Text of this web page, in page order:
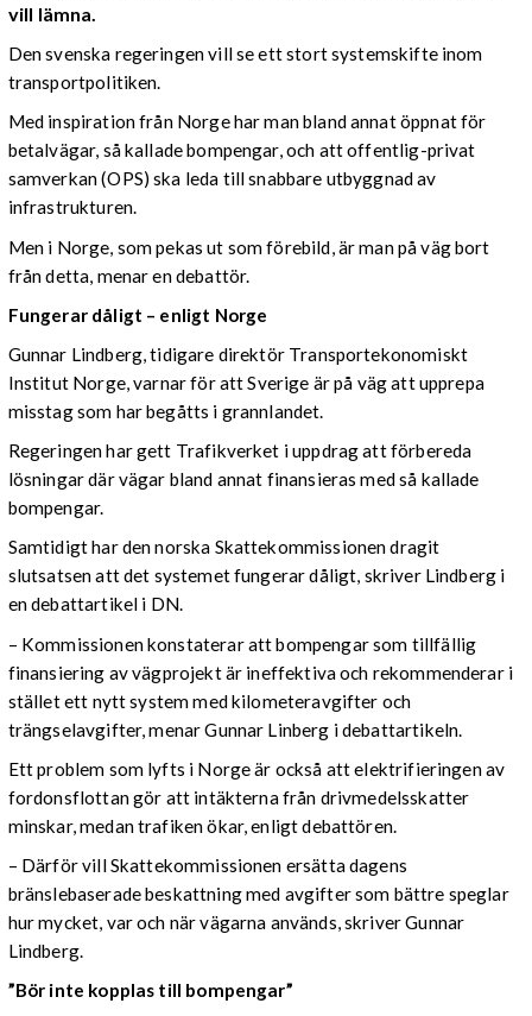
vill lämna.
Den svenska regeringen vill se ett stort systemskifte inom
transportpolitiken.
Med inspiration från Norge har man bland annat öppnat för
betalvägar, så kallade bompengar, och att offentlig-privat
samverkan (OPS) ska leda till snabbare utbyggnad av
infrastrukturen.
Men i Norge, som pekas ut som förebild, är man på väg bort
från detta, menar en debattör.
Fungerar dåligt – enligt Norge
Gunnar Lindberg, tidigare direktör Transportekonomiskt
Institut Norge, varnar för att Sverige är på väg att upprepa
misstag som har begåtts i grannlandet.
Regeringen har gett Trafikverket i uppdrag att förbereda
lösningar där vägar bland annat finansieras med så kallade
bompengar.
Samtidigt har den norska Skattekommissionen dragit
slutsatsen att det systemet fungerar dåligt, skriver Lindberg i
en debattartikel i DN.
– Kommissionen konstaterar att bompengar som tillfällig
finansiering av vägprojekt är ineffektiva och rekommenderar i
stället ett nytt system med kilometeravgifter och
trängselavgifter, menar Gunnar Linberg i debattartikeln.
Ett problem som lyfts i Norge är också att elektrifieringen av
fordonsflottan gör att intäkterna från drivmedelsskatter
minskar, medan trafiken ökar, enligt debattören.
– Därför vill Skattekommissionen ersätta dagens
bränslebaserade beskattning med avgifter som bättre speglar
hur mycket, var och när vägarna används, skriver Gunnar
Lindberg.
”Bör inte kopplas till bompengar”